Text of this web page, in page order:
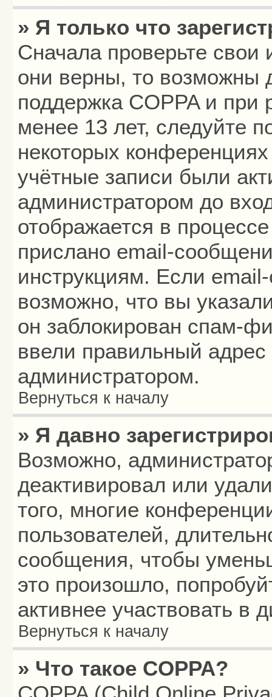
» Я только что
Сначала проверьте свои
они верны, то возможны
поддержка COPPA и при
менее 13 лет, следуйте
некоторых
учётные записи были
администратором до
отображается в
прислано email-
инструкциям. Если
возможно, что вы
он заблокирован спам-
ввели правильный адрес
администратором.
Вернуться к началу
» Я давно
Возможно,
деактивировал или
того, многие
пользователей,
сообщения, чтобы
это произошло,
активнее участвовать в
Вернуться к началу
» Что такое COPPA?